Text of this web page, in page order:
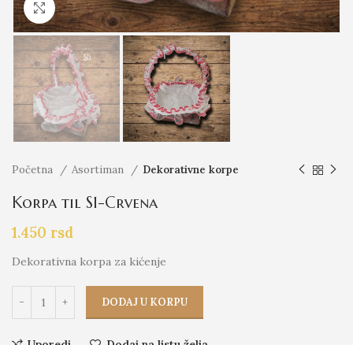
Click to enlarge
Početna Asortiman Dekorativne korpe
Korpa til S1-Crvena
1.450 rsd
Dekorativna korpa za kićenje
DODAJ U KORPU